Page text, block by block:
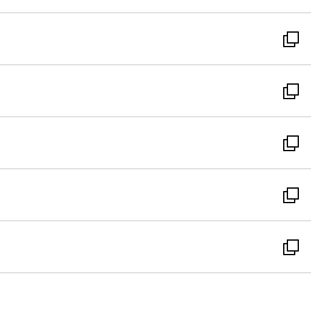
開
く
ウ
で
開
く
ン
ド
ウ
で
開
く
ウ
ィ
ン
ド
ウ
で
開
く
新
し
い
ウ
ィ
ン
ド
ウ
で
開
新
し
い
ウ
ィ
ン
ド
ウ
新
し
い
ウ
ィ
ン
新
し
い
ウ
新
し